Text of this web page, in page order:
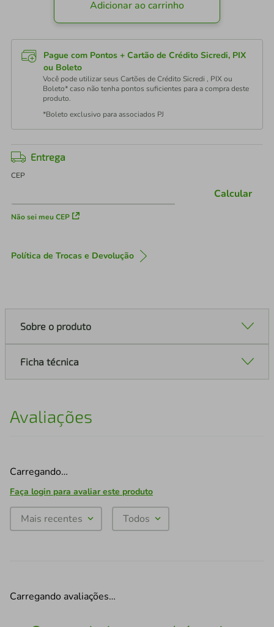
Adicionar ao carrinho
Pague com Pontos + Cartão de Crédito Sicredi, PIX
ou Boleto
Você pode utilizar seus Cartões de Crédito Sicredi , PIX ou
Boleto* caso não tenha pontos suficientes para a compra deste
produto.
*Boleto exclusivo para associados PJ
Entrega
CEP
Não sei meu CEP
Calcular
Política de Trocas e Devolução
Sobre o produto
Ficha técnica
Avaliações
Carregando…
Faça login para avaliar este produto
Mais recentes Todos
Carregando avaliações…